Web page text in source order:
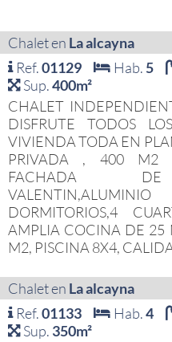
Chalet en La alcayna
Ref.01129 Hab. 5
Sup.400m²
CHALET
DISFRUTE TODOS
VIVIENDA TODA EN
PRIVADA , 400 M2
FACHADA
DORMITORIOS,4
AMPLIA COCINA DE 25
M2, PISCINA 8X4,
Chalet en La alcayna
Ref.01133 Hab.4
Sup. 350m²